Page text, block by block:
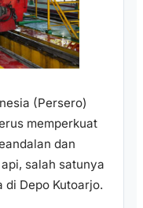
(Persero)
memperkuat
dan
salah satunya
Depo Kutoarjo.